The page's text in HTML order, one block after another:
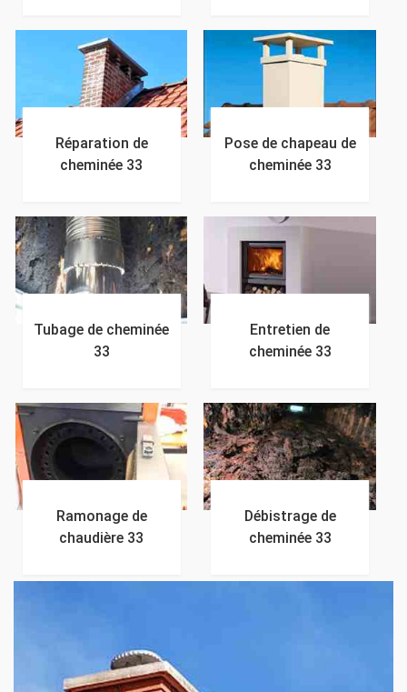
Réparation de
cheminée 33
Pose de chapeau de
cheminée 33
Tubage de cheminée
33
Entretien de
cheminée 33
Ramonage de
chaudière 33
Débistrage de
cheminée 33